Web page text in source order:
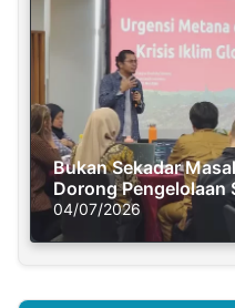
Bukan Sekadar
Dorong Pengelolaan
Solusi Krisis Iklim
04/07/2026